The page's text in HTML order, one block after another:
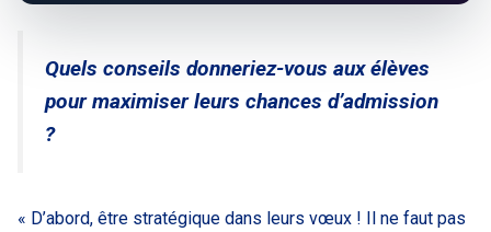
Quels conseils donneriez-vous aux élèves
pour maximiser leurs chances d’admission
?
« D’abord, être stratégique dans leurs vœux ! Il ne faut pas